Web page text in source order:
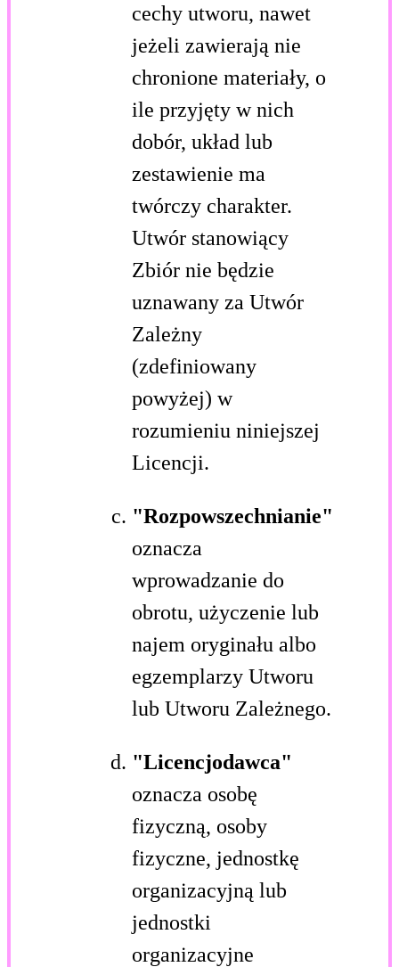
cechy utworu, nawet
jeżeli zawierają nie
chronione materiały, o
ile przyjęty w nich
dobór, układ lub
zestawienie ma
twórczy charakter.
Utwór stanowiący
Zbiór nie będzie
uznawany za Utwór
Zależny
(zdefiniowany
powyżej) w
rozumieniu niniejszej
Licencji.
"Rozpowszechnianie"
oznacza
wprowadzanie do
obrotu, użyczenie lub
najem oryginału albo
egzemplarzy Utworu
lub Utworu Zależnego.
"Licencjodawca"
oznacza osobę
fizyczną, osoby
fizyczne, jednostkę
organizacyjną lub
jednostki
organizacyjne